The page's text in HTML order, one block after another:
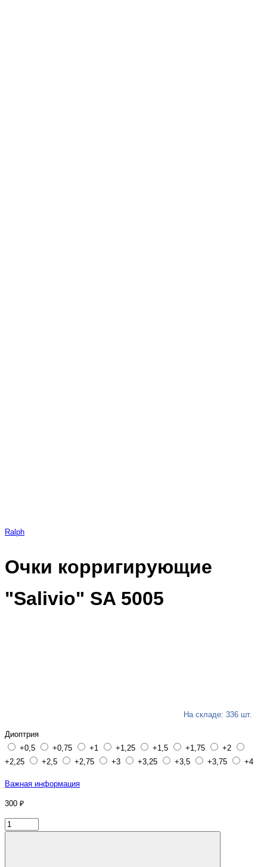
Ralph
Очки корригирующие
"Salivio" SA 5005
На складе: 336 шт.
Диоптрия
+0,5
+0,75 +1 +1,25 +1,5 +1,75
+2
+2,25
+2,5 +2,75 +3 +3,25 +3,5 +3,75 +4
Важная информация
300 ₽